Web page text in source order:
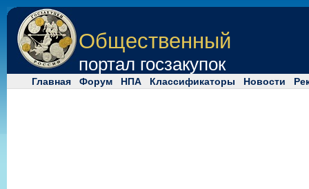
Общественный
портал госзакупок
Главная Форум НПА Классификаторы Новости